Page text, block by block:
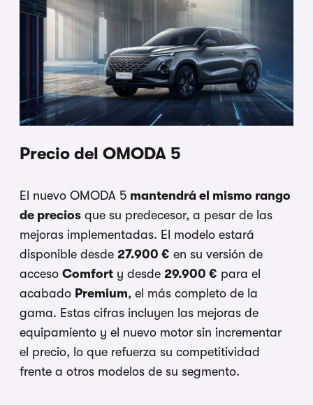
Precio del OMODA 5
El nuevo OMODA 5 mantendrá el mismo rango
de precios que su predecesor, a pesar de las
mejoras implementadas. El modelo estará
disponible desde 27.900 € en su versión de
acceso Comfort y desde 29.900 € para el
acabado Premium, el más completo de la
gama. Estas cifras incluyen las mejoras de
equipamiento y el nuevo motor sin incrementar
el precio, lo que refuerza su competitividad
frente a otros modelos de su segmento.